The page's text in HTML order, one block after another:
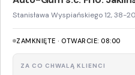
Stanisława Wyspiańskiego 12, 38-
ZAMKNIĘTE · OTWARCIE: 08:00
ZA CO CHWALĄ KLIENCI